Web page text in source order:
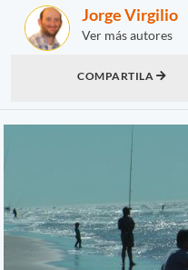
Jorge Virgilio
Ver más autores
COMPARTILA